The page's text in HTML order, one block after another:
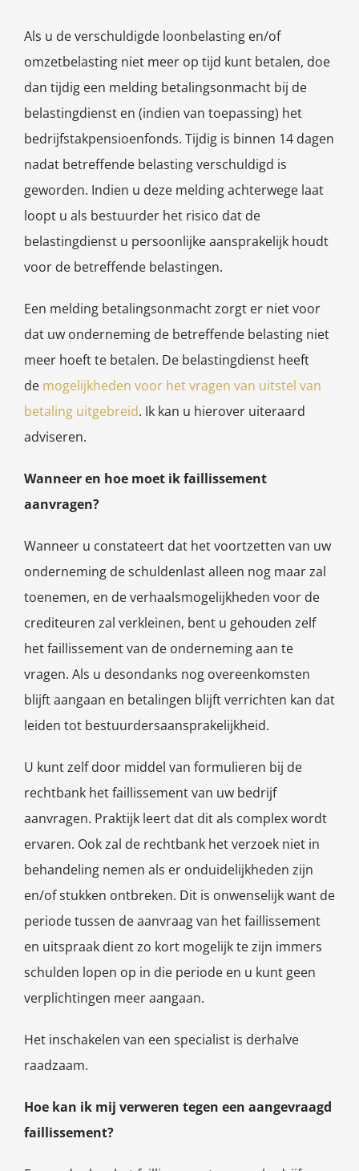
Als u de verschuldigde loonbelasting en/of
omzetbelasting niet meer op tijd kunt betalen, doe
dan tijdig een melding betalingsonmacht bij de
belastingdienst en (indien van toepassing) het
bedrijfstakpensioenfonds. Tijdig is binnen 14 dagen
nadat betreffende belasting verschuldigd is
geworden. Indien u deze melding achterwege laat
loopt u als bestuurder het risico dat de
belastingdienst u persoonlijke aansprakelijk houdt
voor de betreffende belastingen.
Een melding betalingsonmacht zorgt er niet voor
dat uw onderneming de betreffende belasting niet
meer hoeft te betalen. De belastingdienst heeft
de mogelijkheden voor het vragen van uitstel van
betaling uitgebreid. Ik kan u hierover uiteraard
adviseren.
Wanneer en hoe moet ik faillissement
aanvragen?
Wanneer u constateert dat het voortzetten van uw
onderneming de schuldenlast alleen nog maar zal
toenemen, en de verhaalsmogelijkheden voor de
crediteuren zal verkleinen, bent u gehouden zelf
het faillissement van de onderneming aan te
vragen. Als u desondanks nog overeenkomsten
blijft aangaan en betalingen blijft verrichten kan dat
leiden tot bestuurdersaansprakelijkheid.
U kunt zelf door middel van formulieren bij de
rechtbank het faillissement van uw bedrijf
aanvragen. Praktijk leert dat dit als complex wordt
ervaren. Ook zal de rechtbank het verzoek niet in
behandeling nemen als er onduidelijkheden zijn
en/of stukken ontbreken. Dit is onwenselijk want de
periode tussen de aanvraag van het faillissement
en uitspraak dient zo kort mogelijk te zijn immers
schulden lopen op in die periode en u kunt geen
verplichtingen meer aangaan.
Het inschakelen van een specialist is derhalve
raadzaam.
Hoe kan ik mij verweren tegen een aangevraagd
faillissement?